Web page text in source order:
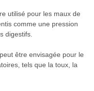
utilisé pour les maux de
comme une pression
digestifs.
être envisagée pour le
tels que la toux, la